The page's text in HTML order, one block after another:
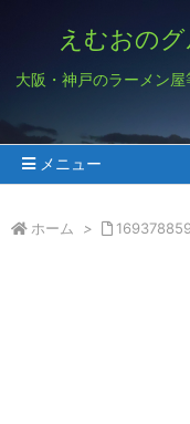
えむおの
大阪・神戸のラーメン
メニュー
ホーム >